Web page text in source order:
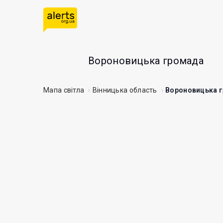
Вороновицька громада
Мапа світла Вінницька область Вороновицька